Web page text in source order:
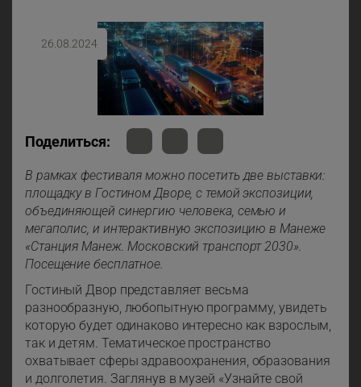
26.08.2024
Поделиться:
В рамках фестиваля можно посетить две выставки:
площадку в Гостином Дворе, с темой экспозиции,
объединяющей синергию человека, семью и
мегаполис, и интерактивную экспозицию в Манеже
«Станция Манеж. Московский транспорт 2030».
Посещение бесплатное.
Гостиный Двор представляет весьма
разнообразную, любопытную программу, увидеть
которую будет одинаково интересно как взрослым,
так и детям. Тематическое пространство
охватывает сферы здравоохранения, образования
и долголетия. Заглянув в музей «Узнайте свой